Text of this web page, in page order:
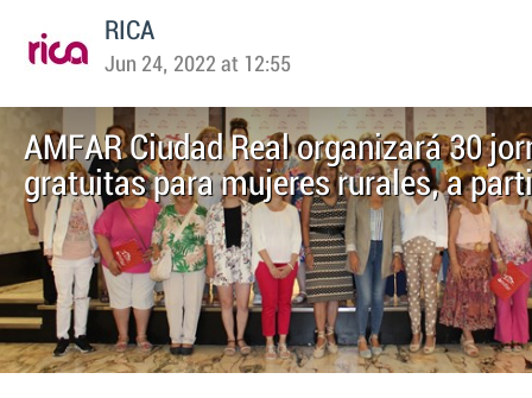
RICA
Jun 24, 2022 at 12:55
AMFAR Ciudad Real organizará 30
gratuitas para mujeres rurales, a